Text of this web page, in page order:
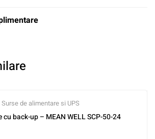
Surse de alimentare si UPS
back-up – MEAN WELL SCP-50-24